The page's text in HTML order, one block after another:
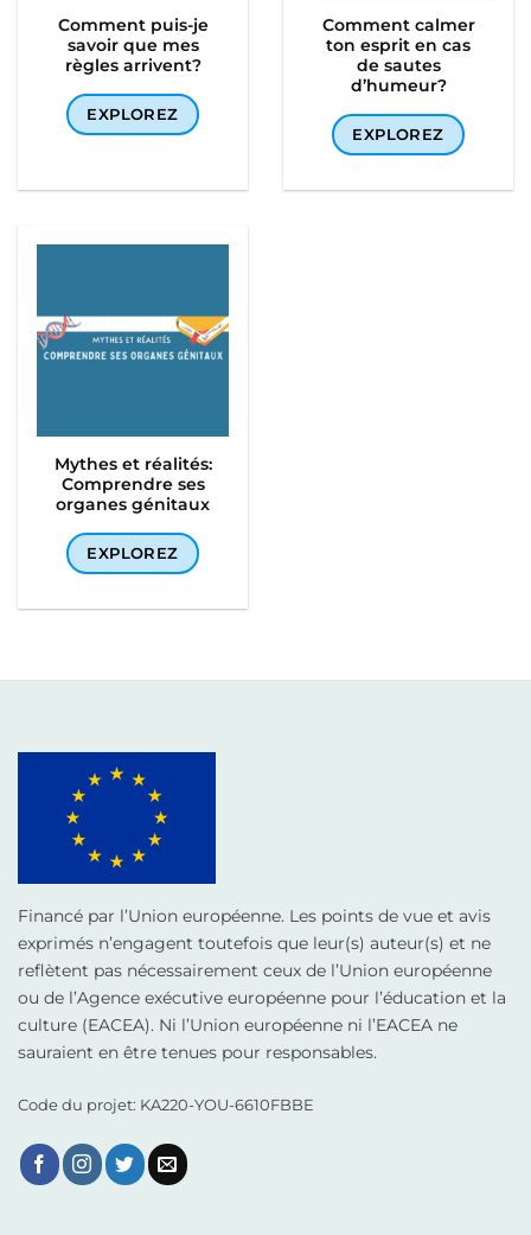
Comment puis-je
savoir que mes
règles arrivent?
EXPLOREZ
Comment calmer
ton esprit en cas
de sautes
d’humeur?
EXPLOREZ
Mythes et réalités:
Comprendre ses
organes génitaux
EXPLOREZ
Financé par l’Union européenne. Les points de vue et avis
exprimés n’engagent toutefois que leur(s) auteur(s) et ne
reflètent pas nécessairement ceux de l’Union européenne
ou de l’Agence exécutive européenne pour l’éducation et la
culture (EACEA). Ni l’Union européenne ni l’EACEA ne
sauraient en être tenues pour responsables.
Code du projet: KA220-YOU-6610FBBE